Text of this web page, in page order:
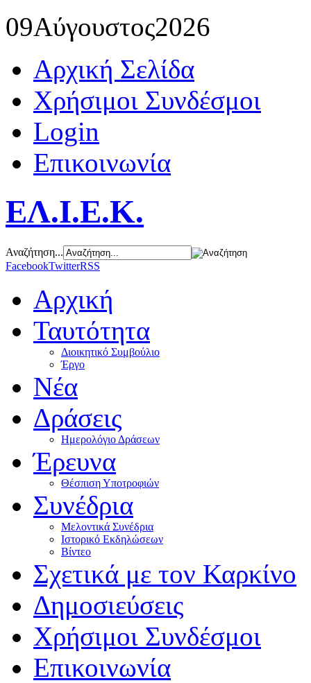
09Αύγουστος2026
Αρχική Σελίδα
Χρήσιμοι Συνδέσμοι
Login
Επικοινωνία
ΕΛ.Ι.Ε.Κ.
Αναζήτηση...
FacebookTwitterRSS
Αρχική
Ταυτότητα
Διοικητικό Συμβούλιο
Έργο
Νέα
Δράσεις
Ημερολόγιο Δράσεων
Έρευνα
Θέσπιση Υποτροφιών
Συνέδρια
Μελοντικά Συνέδρια
Ιστορικό Εκδηλώσεων
Βίντεο
Σχετικά με τον Καρκίνο
Δημοσιεύσεις
Χρήσιμοι Συνδέσμοι
Επικοινωνία